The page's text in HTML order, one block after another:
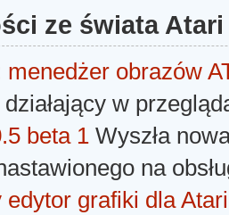
ze świata Atari
menedżer obrazów
w
beta 1 Wyszła
na
edytor grafiki dla Atari